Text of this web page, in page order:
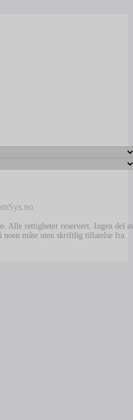
Alle rettigheter reservert. Ingen del
noen måte uten skriftlig tillatelse fra